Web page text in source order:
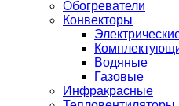
Обогреватели
Конвекторы
Водяные
Газовые
Инфракрасные